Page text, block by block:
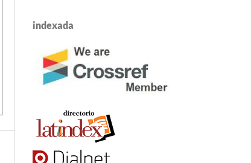
indexada